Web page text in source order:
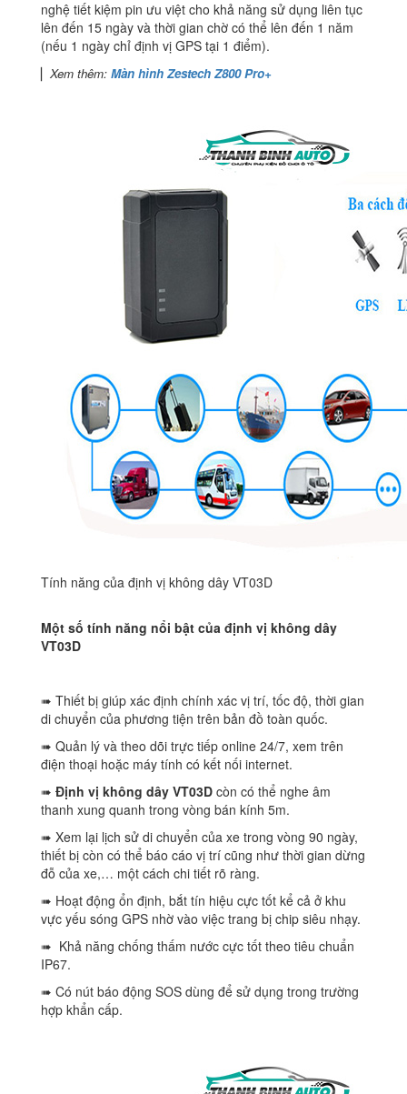
nghệ tiết kiệm pin ưu việt cho khả năng sử dụng liên tục
lên đến 15 ngày và thời gian chờ có thể lên đến 1 năm
(nếu 1 ngày chỉ định vị GPS tại 1 điểm).
▏ Xem thêm: Màn hình Zestech Z800 Pro+
Tính năng của định vị không dây VT03D
Một số tính năng nổi bật của định vị không dây
VT03D
➠ Thiết bị giúp xác định chính xác vị trí, tốc độ, thời gian
di chuyển của phương tiện trên bản đồ toàn quốc.
➠ Quản lý và theo dõi trực tiếp online 24/7, xem trên
điện thoại hoặc máy tính có kết nối internet.
➠ Định vị không dây VT03D còn có thể nghe âm
thanh xung quanh trong vòng bán kính 5m.
➠ Xem lại lịch sử di chuyển của xe trong vòng 90 ngày,
thiết bị còn có thể báo cáo vị trí cũng như thời gian dừng
đỗ của xe,… một cách chi tiết rõ ràng.
➠ Hoạt động ổn định, bắt tín hiệu cực tốt kể cả ở khu
vực yếu sóng GPS nhờ vào việc trang bị chip siêu nhạy.
➠ Khả năng chống thấm nước cực tốt theo tiêu chuẩn
IP67.
➠ Có nút báo động SOS dùng để sử dụng trong trường
hợp khẩn cấp.